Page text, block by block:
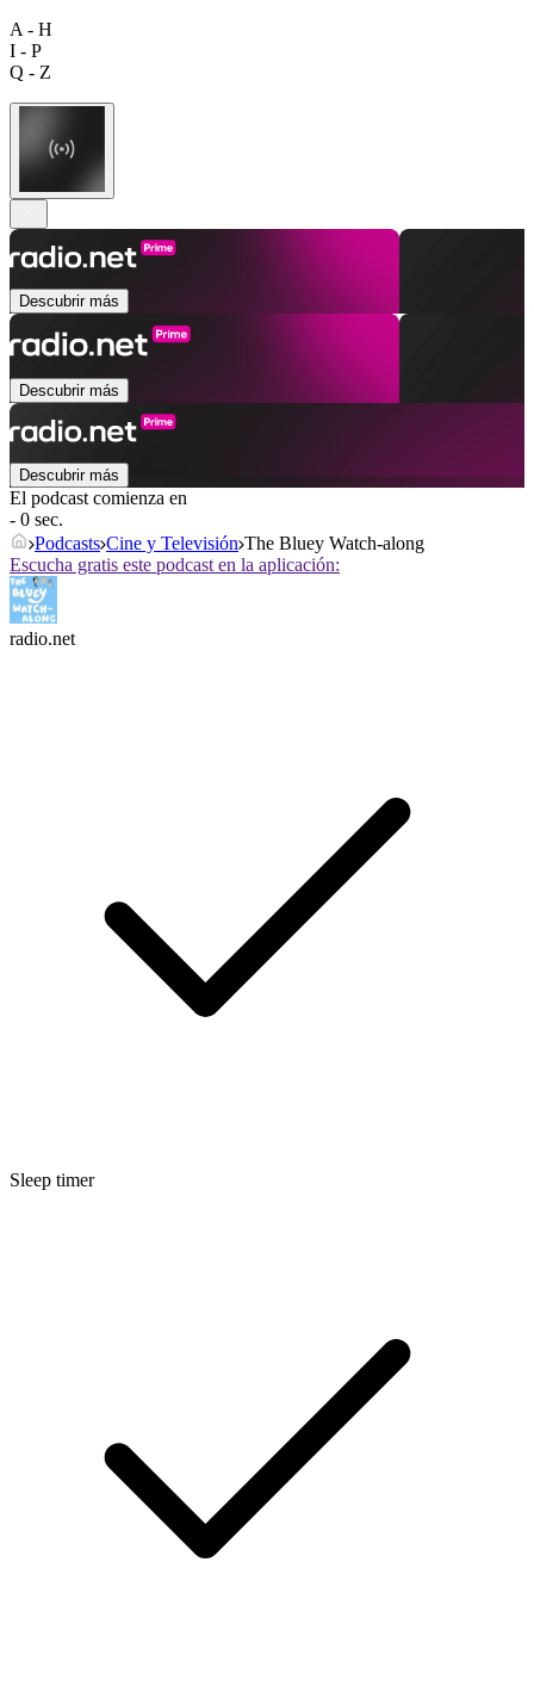
A - H
I - P
Q - Z
Descubrir más
Descubrir más
Descubrir más
El podcast comienza en
- 0 sec.
Podcasts Cine y Televisión The Bluey Watch-along
Escucha gratis este podcast en la aplicación:
radio.net
Sleep timer